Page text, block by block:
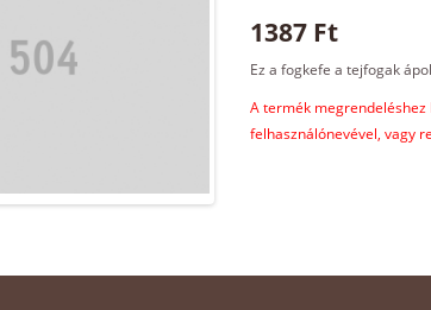
1387 Ft
Ez a fogkefe a tejfogak
A termék megrendeléshez
felhasználónevével, vagy